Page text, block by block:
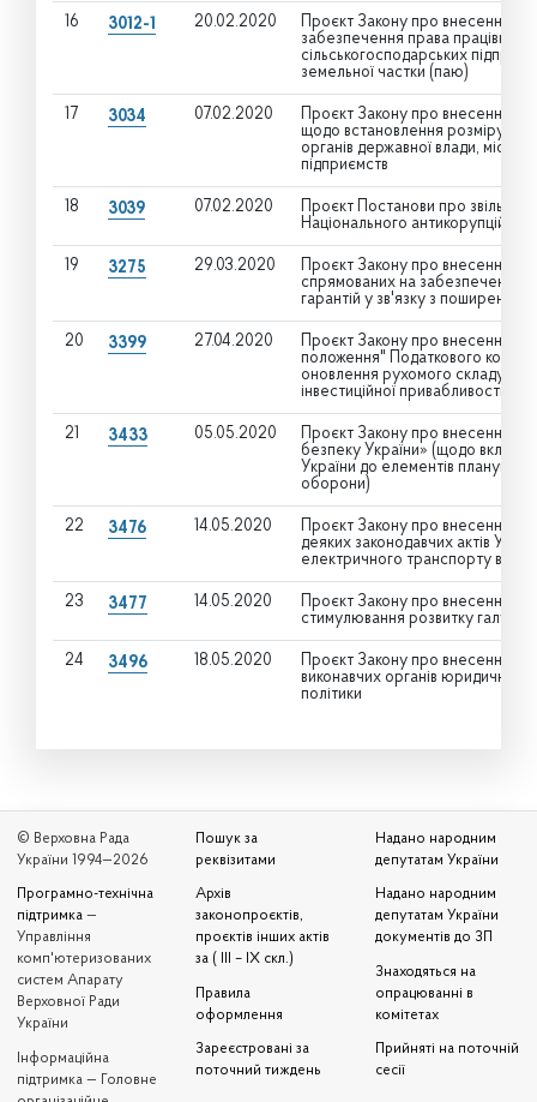
16 3012-1 20.02.2020
Проєкт Закону про внесення
забезпечення права
сільськогосподарських
земельної частки (паю)
17 3034 07.02.2020
Проєкт Закону про внесення
щодо встановлення розміру
органів державної влади,
підприємств
18 3039 07.02.2020
Проєкт Постанови про
Національного
19 3275 29.03.2020
Проєкт Закону про внесення
спрямованих на забезпечення
гарантій у зв'язку з
20 3399 27.04.2020
Проєкт Закону про внесення
положення" Податкового
оновлення рухомого складу
інвестиційної привабливості
21 3433 05.05.2020
Проєкт Закону про внесення
безпеку України» (щодо
України до елементів
оборони)
22 3476 14.05.2020
Проєкт Закону про внесення
деяких законодавчих актів
електричного транспорту в
23 3477 14.05.2020
Проєкт Закону про внесення
стимулювання розвитку галузі
24 3496 18.05.2020
Проєкт Закону про внесення
виконавчих органів юридичних
політики
© Верховна Рада
України 1994—2026
Програмно-технічна
підтримка —
Управління
комп'ютеризованих
систем Апарату
Верховної Ради
України
Iнформаційна
підтримка — Головне
Пошук за
реквізитами
Архів
законопроєктів,
проєктів інших актів
за ( III – IX скл.)
Правила
оформлення
Зареєстровані за
поточний тиждень
Надано народним
депутатам України
Надано народним
депутатам України
документів до ЗП
Знаходяться на
опрацюванні в
комітетах
Прийняті на поточній
сесії